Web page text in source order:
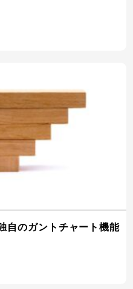
自のガントチャート機能